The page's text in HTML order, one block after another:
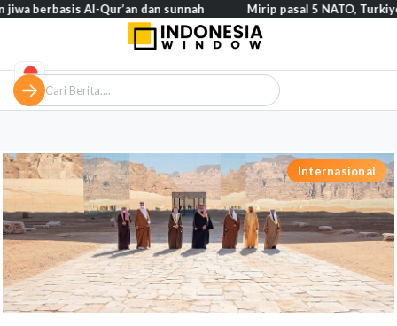
Internasional
berbasis Al-Qur’an dan sunnah Mirip pasal 5 NATO, Turkiye